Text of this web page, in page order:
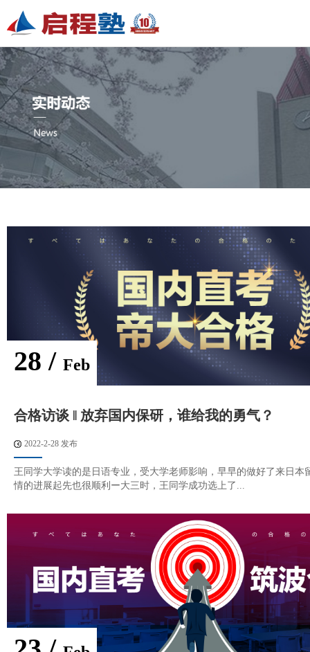
28 / Feb
合格访谈 ‖ 放弃国内保研，谁给我的勇气？
2022-2-28 发布
王同学大学读的是日语专业，受大学老师影响，早早的做好了来日本
情的进展起先也很顺利ー大三时，王同学成功选上了...